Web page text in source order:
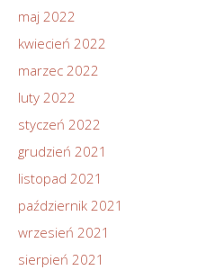
maj 2022
kwiecień 2022
marzec 2022
luty 2022
styczeń 2022
grudzień 2021
listopad 2021
październik 2021
wrzesień 2021
sierpień 2021